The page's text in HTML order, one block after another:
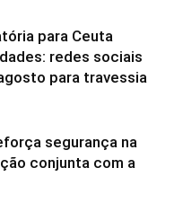
para Ceuta
redes sociais
para travessia
segurança na
conjunta com a